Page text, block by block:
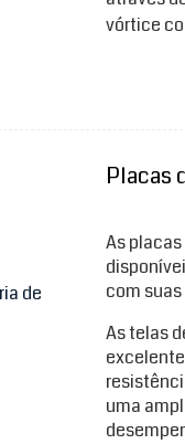
vórtice
Placas
As
com
As telas
uma